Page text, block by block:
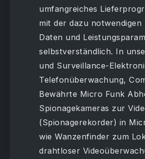
umfangreiches
mit der dazu
Daten und
selbstverständlich. In
und Surveillance-
Telefonüberwachung,
Bewährte Micro Funk
Spionagekameras zur
(Spionagerekorder) in
wie Wanzenfinder zum
drahtloser